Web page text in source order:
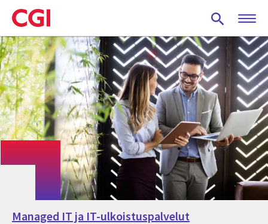
Skip
to
main
content
Managed IT ja IT-ulkoistuspalvelut